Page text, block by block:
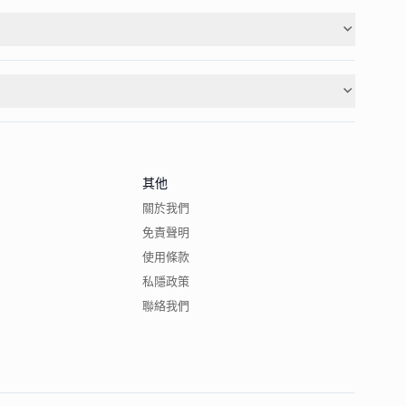
其他
關於我們
免責聲明
使用條款
私隱政策
聯絡我們